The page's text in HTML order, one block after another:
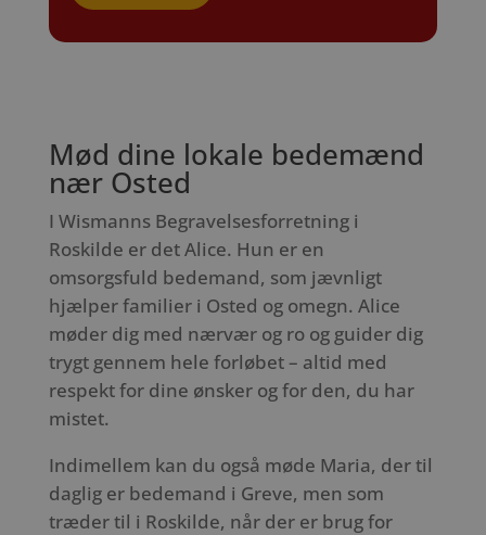
Mød dine lokale bedemænd
nær Osted
I Wismanns Begravelsesforretning i
Roskilde er det Alice. Hun er en
omsorgsfuld bedemand, som jævnligt
hjælper familier i Osted og omegn. Alice
møder dig med nærvær og ro og guider dig
trygt gennem hele forløbet – altid med
respekt for dine ønsker og for den, du har
mistet.
Indimellem kan du også møde Maria, der til
daglig er bedemand i Greve, men som
træder til i Roskilde, når der er brug for